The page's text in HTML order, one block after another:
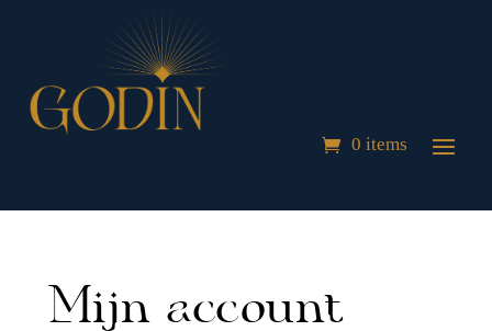
0 items
Mijn account